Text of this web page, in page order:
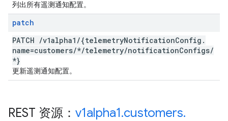
列出所有遥测通知配置。
patch
PATCH /v1alpha1 /{telemetryNotificationConfig .
name=customers/*/telemetry/notificationConfigs/
*}
更新遥测通知配置。
REST 资源： v1alpha1.customers.